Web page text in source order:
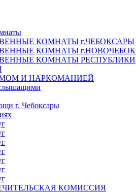
КОМНАТЫ г.ЧЕБОКСАРЫ
КОМНАТЫ
КОМНАТЫ РЕСПУБЛИКИ
И НАРКОМАНИЕЙ
г. Чебоксары
КОМИССИЯ